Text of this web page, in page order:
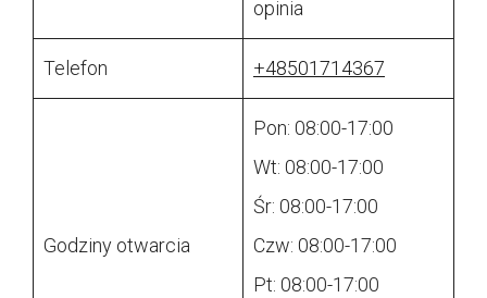
opinia
Telefon +48501714367
Godziny otwarcia
Pon: 08:00-17:00
Wt: 08:00-17:00
Śr: 08:00-17:00
Czw: 08:00-17:00
Pt: 08:00-17:00